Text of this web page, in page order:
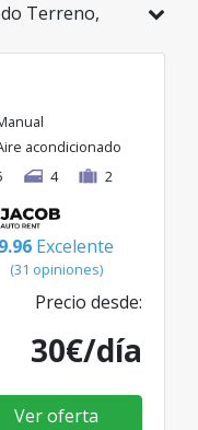
Terreno,
tarifas
acondicionado
4 2
9.96 Excelente
(31 opiniones)
Precio desde:
30€/día
Ver oferta